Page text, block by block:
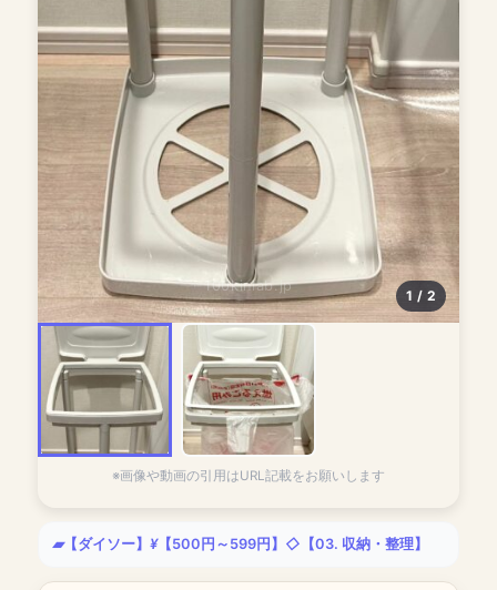
100kinlab.jp
1 / 2
※画像や動画の引用はURL記載をお願いします
【ダイソー】 【500円～599円】 【03. 収納・整理】